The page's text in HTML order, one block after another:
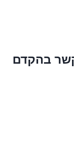
בהקדם